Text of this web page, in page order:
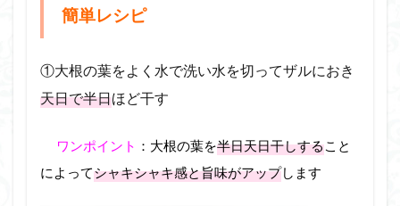
簡単レシピ
①大根の葉をよく水で洗い水を切ってザルにおき
天日で半日ほど干す
ワンポイント ：大根の葉を半日天日干しすること
によってシャキシャキ感と旨味がアップします